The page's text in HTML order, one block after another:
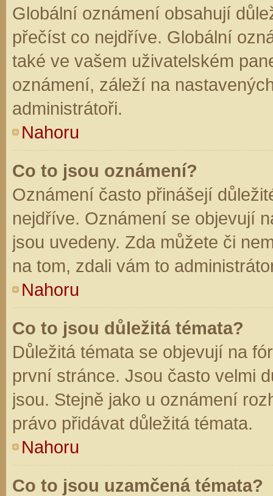
Globální oznámení obsahují
přečíst co nejdříve. Globální
také ve vašem uživatelském
oznámení, záleží na
administrátoři.
Nahoru
Co to jsou oznámení?
Oznámení často přinášejí
nejdříve. Oznámení se objevují
jsou uvedeny. Zda můžete či
na tom, zdali vám to
Nahoru
Co to jsou důležitá témata?
Důležitá témata se objevují na
první stránce. Jsou často velmi
jsou. Stejně jako u oznámení
právo přidávat důležitá témata.
Nahoru
Co to jsou uzamčená témata?